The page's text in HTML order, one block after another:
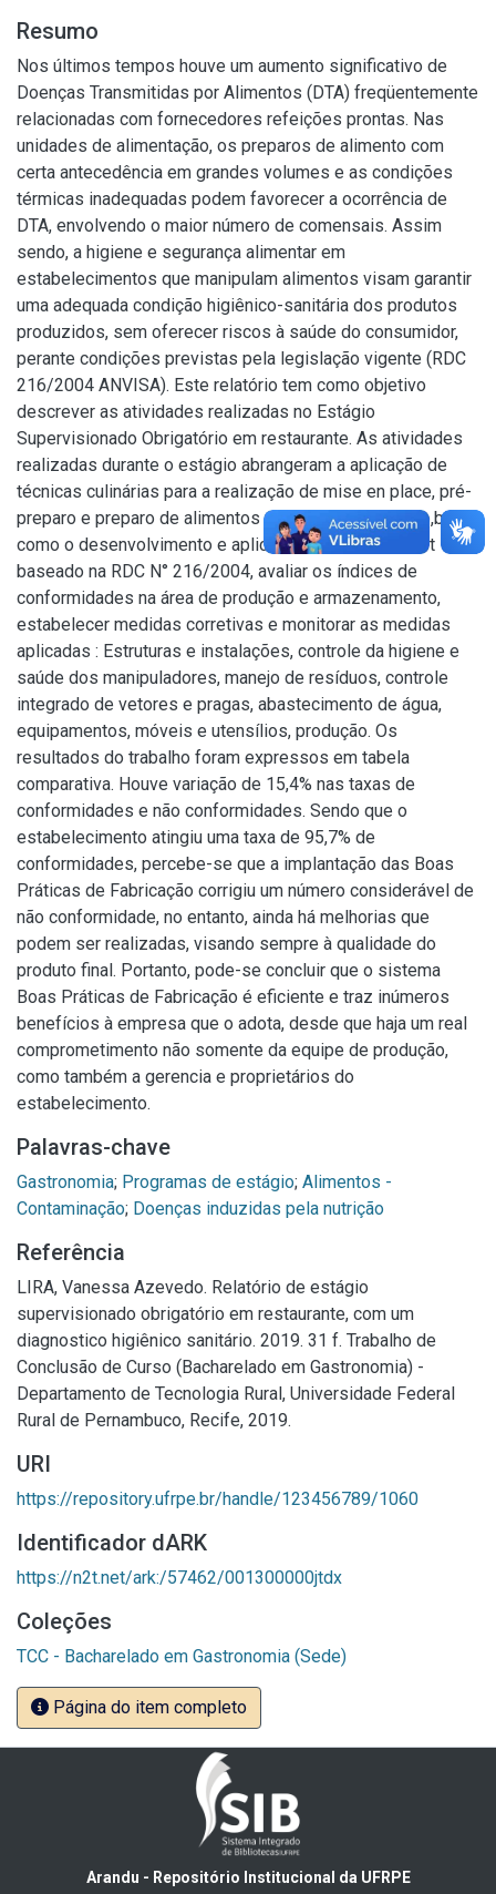
Resumo
Nos últimos tempos houve um aumento significativo de
Doenças Transmitidas por Alimentos (DTA) freqüentemente
relacionadas com fornecedores refeições prontas. Nas
unidades de alimentação, os preparos de alimento com
certa antecedência em grandes volumes e as condições
térmicas inadequadas podem favorecer a ocorrência de
DTA, envolvendo o maior número de comensais. Assim
sendo, a higiene e segurança alimentar em
estabelecimentos que manipulam alimentos visam garantir
uma adequada condição higiênico-sanitária dos produtos
produzidos, sem oferecer riscos à saúde do consumidor,
perante condições previstas pela legislação vigente (RDC
216/2004 ANVISA). Este relatório tem como objetivo
descrever as atividades realizadas no Estágio
Supervisionado Obrigatório em restaurante. As atividades
realizadas durante o estágio abrangeram a aplicação de
técnicas culinárias para a realização de mise en place, pré-
preparo e preparo de alimentos e finalização de prato,bem
como o desenvolvimento e aplicação de um check list
baseado na RDC N° 216/2004, avaliar os índices de
conformidades na área de produção e armazenamento,
estabelecer medidas corretivas e monitorar as medidas
aplicadas : Estruturas e instalações, controle da higiene e
saúde dos manipuladores, manejo de resíduos, controle
integrado de vetores e pragas, abastecimento de água,
equipamentos, móveis e utensílios, produção. Os
resultados do trabalho foram expressos em tabela
comparativa. Houve variação de 15,4% nas taxas de
conformidades e não conformidades. Sendo que o
estabelecimento atingiu uma taxa de 95,7% de
conformidades, percebe-se que a implantação das Boas
Práticas de Fabricação corrigiu um número considerável de
não conformidade, no entanto, ainda há melhorias que
podem ser realizadas, visando sempre à qualidade do
produto final. Portanto, pode-se concluir que o sistema
Boas Práticas de Fabricação é eficiente e traz inúmeros
benefícios à empresa que o adota, desde que haja um real
comprometimento não somente da equipe de produção,
como também a gerencia e proprietários do
estabelecimento.
Palavras-chave
Gastronomia; Programas de estágio; Alimentos -
Contaminação; Doenças induzidas pela nutrição
Referência
LIRA, Vanessa Azevedo. Relatório de estágio
supervisionado obrigatório em restaurante, com um
diagnostico higiênico sanitário. 2019. 31 f. Trabalho de
Conclusão de Curso (Bacharelado em Gastronomia) -
Departamento de Tecnologia Rural, Universidade Federal
Rural de Pernambuco, Recife, 2019.
URI
https://repository.ufrpe.br/handle/123456789/1060
Identificador dARK
https://n2t.net/ark:/57462/001300000jtdx
Coleções
TCC - Bacharelado em Gastronomia (Sede)
Página do item completo
Arandu - Repositório Institucional da UFRPE